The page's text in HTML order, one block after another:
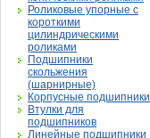
Роликовые упорные с
короткими
цилиндрическими
роликами
Подшипники
скольжения
(шарнирные)
Корпусные подшипники
Втулки для
подшипников
Линейные подшипники